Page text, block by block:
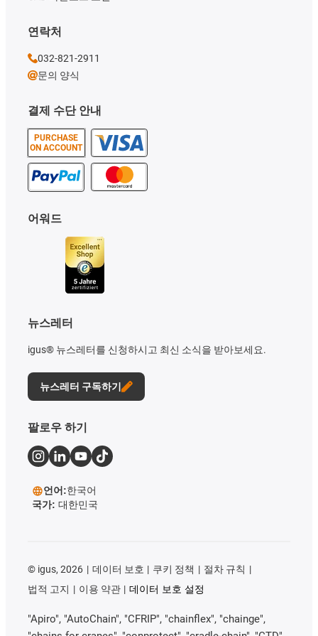
결제 수단 안내
PURCHASE
ON ACCOUNT
어워드
뉴스레터
igus® 뉴스레터를 신청하시고 최신 소식을 받아보세요.
뉴스레터 구독하기
연락처
032-821-2911
문의 양식
팔로우 하기
언어:한국어
국가: 대한민국
© igus, 2026 데이터 보호 쿠키 정책
절차 규칙
법적 고지
이용 약관 데이터 보호 설정
"Apiro", "AutoChain", "CFRIP", "chainflex", "chainge",